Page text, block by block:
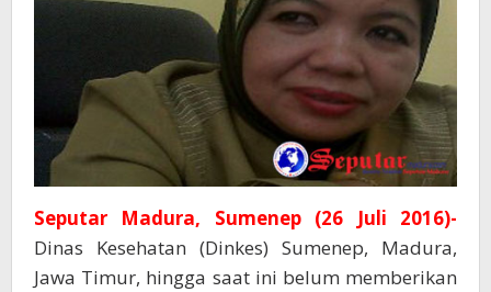
Seputar Madura, Sumenep (26 Juli 2016)-
Dinas Kesehatan (Dinkes) Sumenep, Madura,
Jawa Timur, hingga saat ini belum memberikan